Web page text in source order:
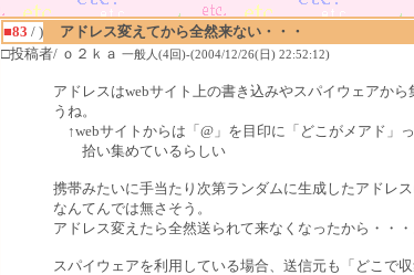
■83 / )
アドレス変えてから全然来ない・・・
□投稿者/ ｏ２ｋａ 一般人(4回)-(2004/12/26(日) 22:52:12)
アドレスはwebサイト上の書き込みやスパイウェアから
うね。
↑webサイトからは「@」を目印に「どこがメアド」
拾い集めているらしい
携帯みたいに手当たり次第ランダムに生成したアドレ
なんてんでは無さそう。
アドレス変えたら全然送られて来なくなったから・・・
スパイウェアを利用している場合、送信元も「どこで